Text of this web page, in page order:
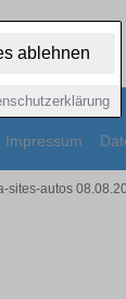
ablehnen
Impressum
sites-autos